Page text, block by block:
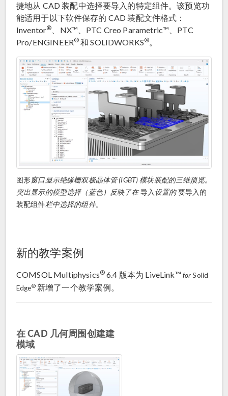
捷地从 CAD 装配中选择要导入的特定组件。该预览功
能适用于以下软件保存的 CAD 装配文件格式：
Inventor®
、NX™、PTC Creo Parametric™、PTC
Pro/ENGINEER®和 SOLIDWORKS®。
图形窗口显示绝缘栅双极晶体管 (IGBT) 模块装配的三维预览。
突出显示的模型选择（蓝色）反映了在导入 设置的要导入的
装配组件栏中选择的组件。
新的教学案例
COMSOL Multiphysics® 6.4 版本为 LiveLink™ forSolid
Edge®新增了一个教学案例。
在 CAD 几何周围创建建
模域